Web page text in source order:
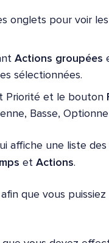
onglets pour voir
Actions groupées
sélectionnées.
Priorité et le bouton
Basse,
affiche une liste
et Actions.
que vous